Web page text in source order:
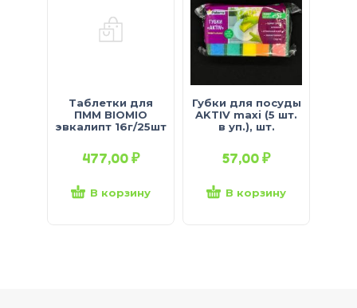
Таблетки для
ПММ BIOMIO
эвкалипт 16г/25шт
477,00₽
В корзину
Губки для посуды
AKTIV maxi (5 шт.
в уп.), шт.
57,00₽
В корзину